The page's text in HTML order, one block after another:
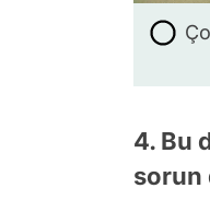
4. Bu
sorun